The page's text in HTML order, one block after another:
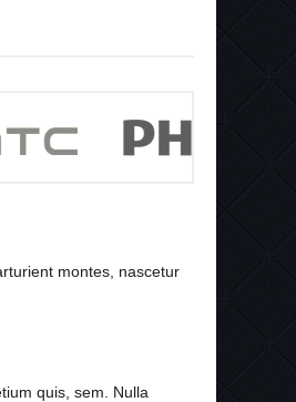
montes, nascetur
quis, sem. Nulla